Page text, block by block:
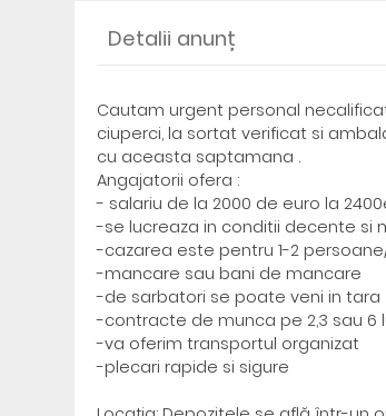
Detalii anunț
Cautam urgent personal
ciuperci, la sortat verificat si
cu aceasta saptamana .
Angajatorii ofera :
- salariu de la 2000 de euro la
-se lucreaza in conditii decente si
-cazarea este pentru 1-2
-mancare sau bani de mancare
-de sarbatori se poate veni in tara
-contracte de munca pe 2,3 sau 6
-va oferim transportul organizat
-plecari rapide si sigure